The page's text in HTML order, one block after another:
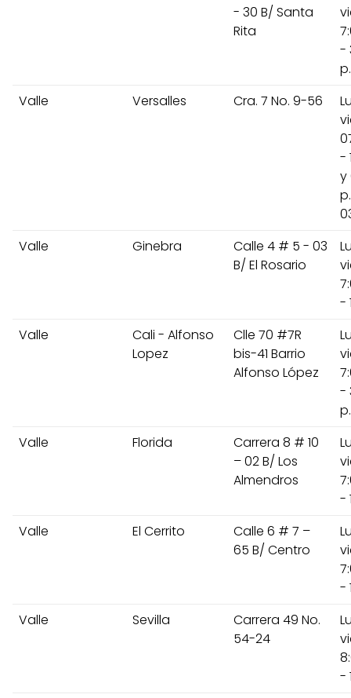
- 30 B/ Santa
Rita
-
Valle
Versalles Cra. 7 No. 9-56
-
y
Valle
Ginebra
Calle 4 # 5 - 03
B/ El Rosario
-
Valle
Cali - Alfonso
Lopez
Clle 70 #7R
bis-41 Barrio
Alfonso López
-
Valle
Florida
Carrera 8 # 10
– 02 B/ Los
Almendros
-
Valle
El Cerrito
Calle 6 # 7 –
65 B/ Centro
-
Valle
Sevilla
Carrera 49 No.
54-24
-